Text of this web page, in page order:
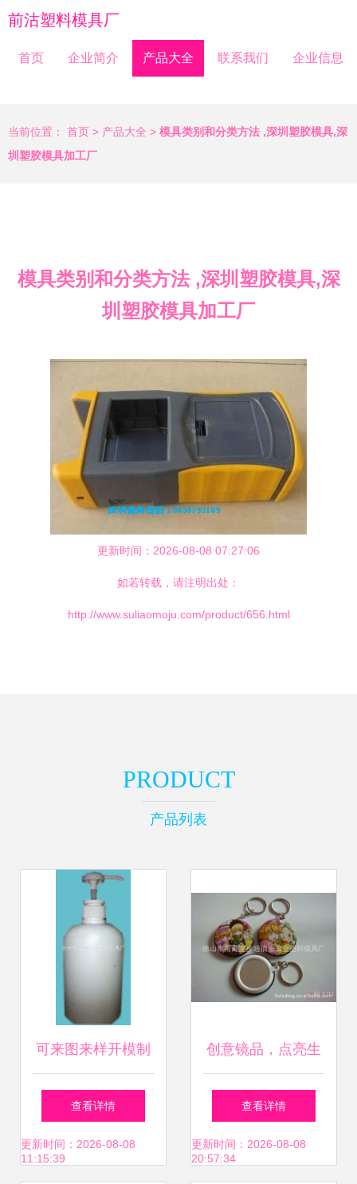
前沽塑料模具厂
首页 企业简介 产品大全 联系我们 企业信息
当前位置： 首页 > 产品大全 > 模具类别和分类方法 ,深圳塑胶模具,深
圳塑胶模具加工厂
模具类别和分类方法 ,深圳塑胶模具,深
圳塑胶模具加工厂
更新时间：2026-08-08 07:27:06
如若转载，请注明出处：
http://www.suliaomoju.com/product/656.html
PRODUCT
产品列表
可来图来样开模制
造多款一次成型吹
塑产品 台州市黄岩
查看详情
更新时间：2026-08-08
11:15:39
创意镜品，点亮生
活 超佰业厂家直销
多功能镜子系列
查看详情
更新时间：2026-08-08
20:57:34